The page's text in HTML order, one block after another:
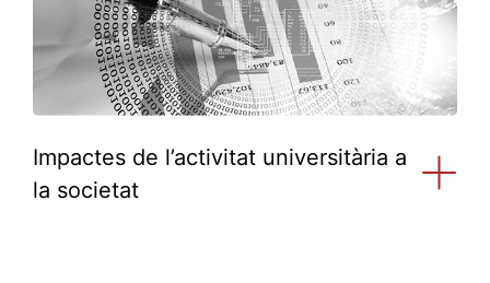
Impactes de l’activitat universitària a
la societat